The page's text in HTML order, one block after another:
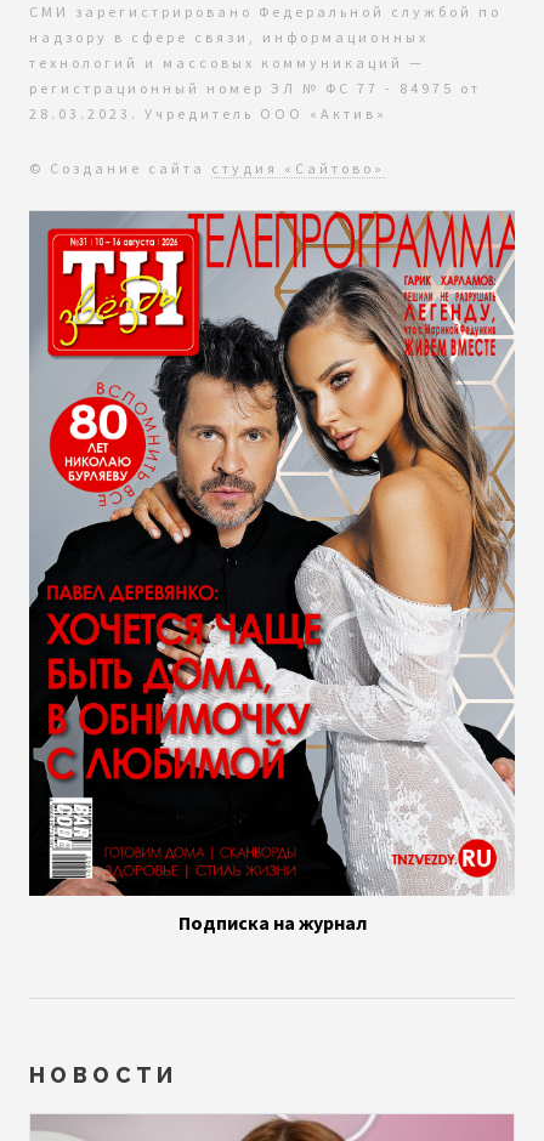
СМИ зарегистрировано Федеральной службой по
надзору в сфере связи, информационных
технологий и массовых коммуникаций —
регистрационный номер ЭЛ № ФС 77 - 84975 от
28.03.2023. Учредитель ООО «Актив»
© Создание сайта студия «Сайтово»
Подписка на журнал
НОВОСТИ